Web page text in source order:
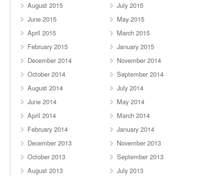
August 2015
July 2015
June 2015
May 2015
April 2015
March 2015
February 2015
January 2015
December 2014
November 2014
October 2014
September 2014
August 2014
July 2014
June 2014
May 2014
April 2014
March 2014
February 2014
January 2014
December 2013
November 2013
October 2013
September 2013
August 2013
July 2013